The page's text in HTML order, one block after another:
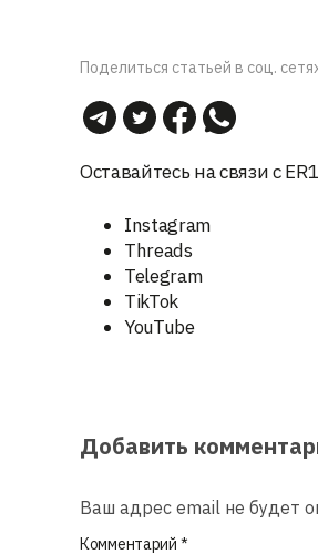
Поделиться статьей в соц.
Оставайтесь на связи с
Instagram
Threads
Telegram
TikTok
YouTube
Добавить
Ваш адрес email не будет
Комментарий *